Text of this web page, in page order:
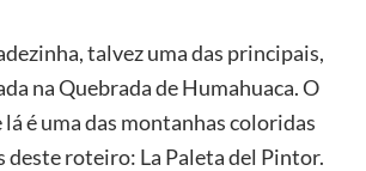
talvez uma das principais,
na Quebrada de Humahuaca. O
é uma das montanhas coloridas
deste roteiro: La Paleta del Pintor.